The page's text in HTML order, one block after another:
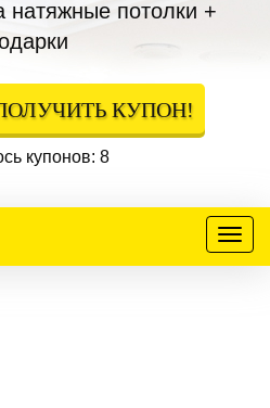
натяжные потолки +
КУПОН!
купонов: 8
Меню